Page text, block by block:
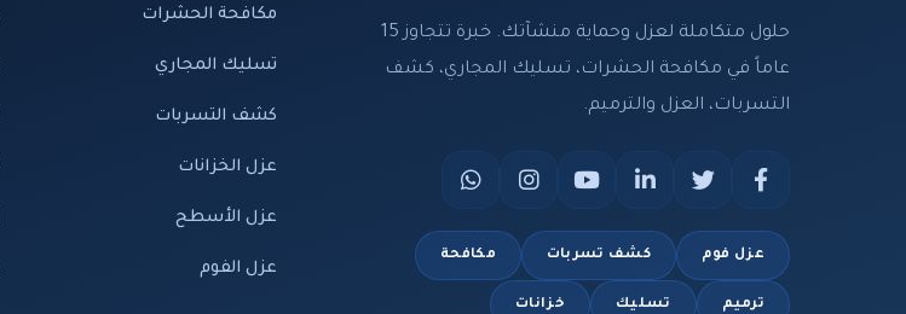
حلول متكاملة لعزل وحماية منشآتك. خبرة تتجاوز 15
عاماً في مكافحة الحشرات، تسليك المجاري، كشف
التسربات، العزل والترميم.
عزل فوم كشف تسربات مكافحة
ترميم تسليك خزانات
مكافحة الحشرات
تسليك المجاري
كشف التسربات
عزل الخزانات
عزل الأسطح
عزل الفوم